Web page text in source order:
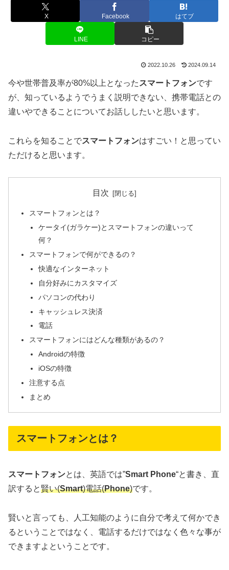
X Facebook はてブ
LINE コピー
2022.10.26 2024.09.14
今や世帯普及率が80%以上となった スマートフォンです
が、知っているようでうまく説明できない、携帯電話との
違いやできることについてお話ししたいと思います。
これらを知ることでスマートフォンはすごい！と思ってい
ただけると思います。
目次
スマートフォンとは？
ケータイ(ガラケー)とスマートフォンの違いって
何？
スマートフォンで何ができるの？
快適なインターネット
自分好みにカスタマイズ
パソコンの代わり
キャッシュレス決済
電話
スマートフォンにはどんな種類があるの？
Androidの特徴
iOSの特徴
注意する点
まとめ
スマートフォンとは？
スマートフォンとは、英語では”Smart Phone“と書き、直
訳すると賢い(Smart)電話(Phone)です。
賢いと言っても、人工知能のように自分で考えて何かでき
るということではなく、電話するだけではなく色々な事が
できますよということです。